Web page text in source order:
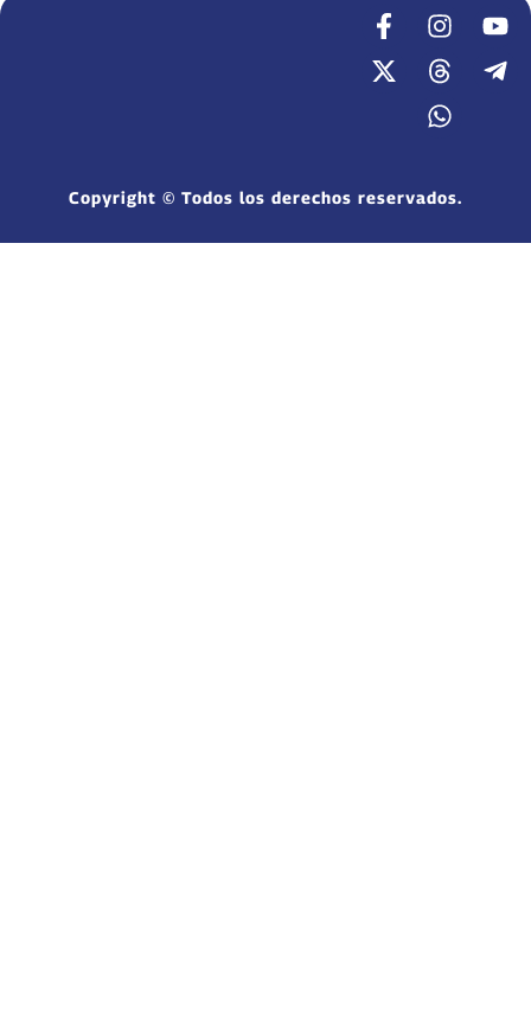
Copyright © Todos los derechos reservados.